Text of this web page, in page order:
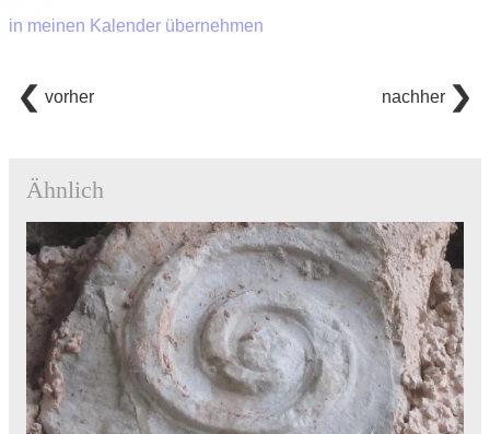
in meinen Kalender übernehmen
vorher nachher
Ähnlich